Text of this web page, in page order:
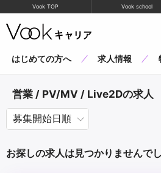
Vook TOP Vook school
はじめての方へ 求人情報
営業 / PV/MV / Live2Dの求人
お探しの求人は見つかりませんでし